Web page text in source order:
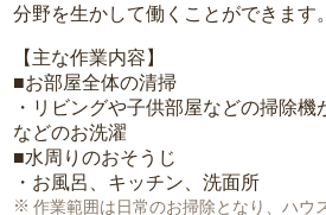
分野を生かして働くことができます。
【主な作業内容】
■お部屋全体の清掃
・リビングや子供部屋などの掃除
などのお洗濯
■水周りのおそうじ
・お風呂、キッチン、洗面所
作業範囲は日常のお掃除となり、ハウ